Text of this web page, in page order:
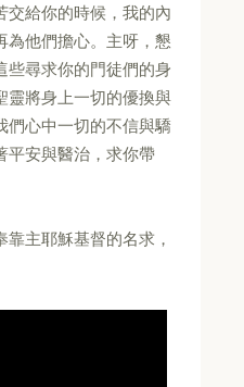
交給你的時候，我的內
為他們擔心。主呀，懇
些尋求你的門徒們的身
靈將身上一切的優換與
們心中一切的不信與驕
平安與醫治，求你帶
主耶穌基督的名求，